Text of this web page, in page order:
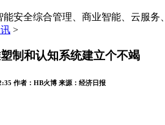
安全综合管理、商业智能、云服务
>
制和认知系统建立个不竭
作者： HB火博 来源： 经济日报